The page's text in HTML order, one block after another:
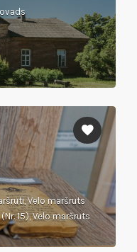
Velo maršruts
15), Velo maršruts